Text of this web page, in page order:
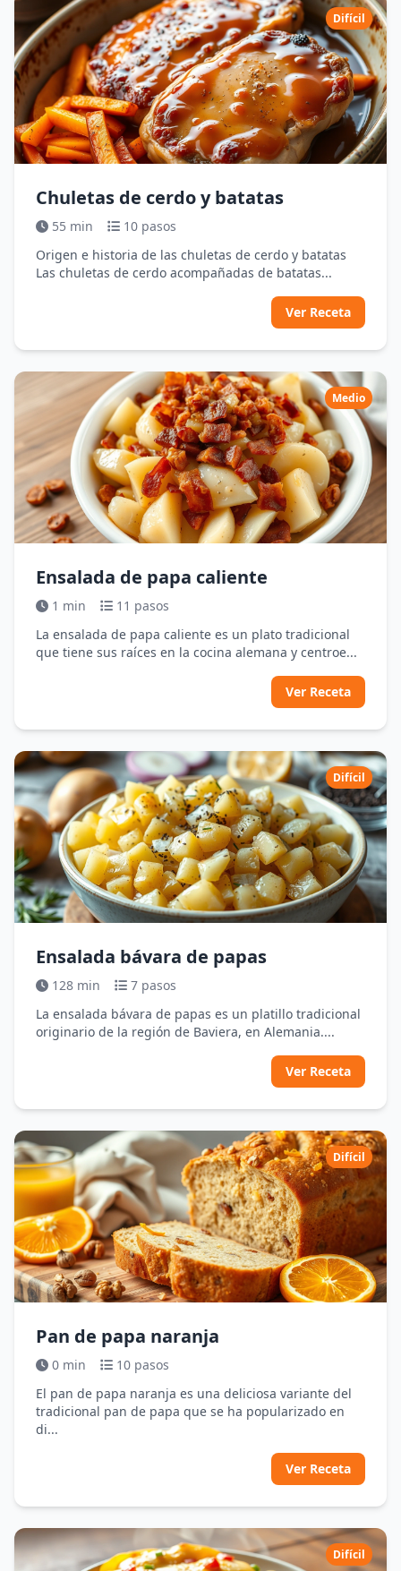
Difícil
Chuletas de cerdo y batatas
55 min
10 pasos
Origen e historia de las chuletas de cerdo y batatas
Las chuletas de cerdo acompañadas de batatas...
Ver Receta
Medio
Ensalada de papa caliente
1 min
11 pasos
La ensalada de papa caliente es un plato tradicional
que tiene sus raíces en la cocina alemana y centroe...
Ver Receta
Difícil
Ensalada bávara de papas
128 min
7 pasos
La ensalada bávara de papas es un platillo tradicional
originario de la región de Baviera, en Alemania....
Ver Receta
Difícil
Pan de papa naranja
0 min
10 pasos
El pan de papa naranja es una deliciosa variante del
tradicional pan de papa que se ha popularizado en
di...
Ver Receta
Difícil